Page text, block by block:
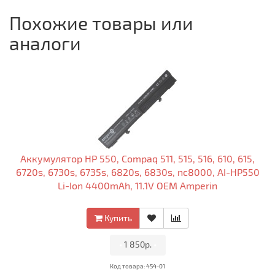
Похожие товары или
аналоги
Аккумулятор HP 550, Compaq 511, 515, 516, 610, 615,
6720s, 6730s, 6735s, 6820s, 6830s, nc8000, AI-HP550
Li-Ion 4400mAh, 11.1V OEM Amperin
Купить
1 850р.
Код товара: 454-01